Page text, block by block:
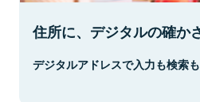
住所に、デジタルの確か
デジタルアドレスで入力も検索も